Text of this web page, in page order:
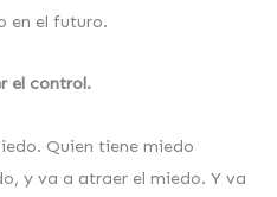
en el futuro.
el control.
Quien tiene miedo
y va a atraer el miedo. Y va